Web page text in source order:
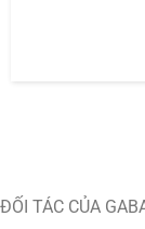
ĐỐI TÁC CỦA